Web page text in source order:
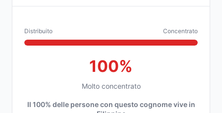
Distribuito Concentrato
100%
Molto concentrato
Il 100% delle persone con questo cognome vive in